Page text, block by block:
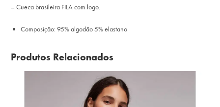
– Cueca brasileira FILA com logo.
Composição: 95% algodão 5% elastano
Produtos Relacionados